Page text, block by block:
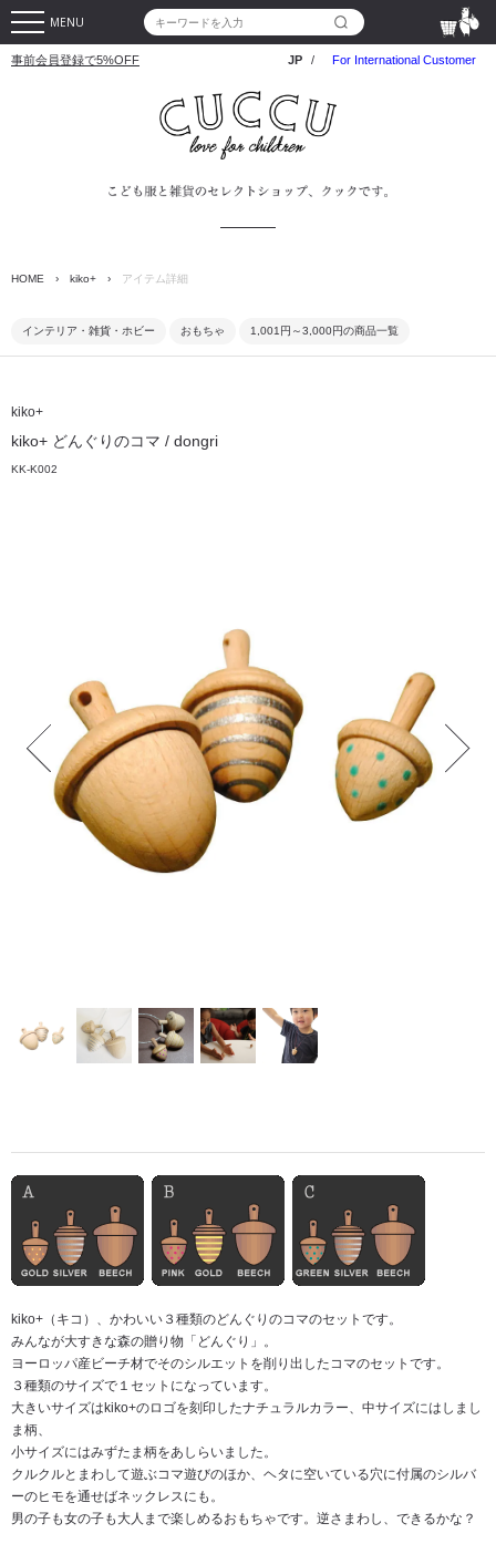
MENU
事前会員登録で5%OFF JP / For International Customer
HOME › kiko+ › アイテム詳細
インテリア・雑貨・ホビー おもちゃ 1,001円～3,000円の商品一覧
kiko+
kiko+ どんぐりのコマ / dongri
KK-K002
kiko+（キコ）、かわいい３種類のどんぐりのコマのセットです。
みんなが大すきな森の贈り物「どんぐり」。
ヨーロッパ産ビーチ材でそのシルエットを削り出したコマのセットです。
３種類のサイズで１セットになっています。
大きいサイズはkiko+のロゴを刻印したナチュラルカラー、中サイズにはしまし
ま柄、
小サイズにはみずたま柄をあしらいました。
クルクルとまわして遊ぶコマ遊びのほか、ヘタに空いている穴に付属のシルバ
ーのヒモを通せばネックレスにも。
男の子も女の子も大人まで楽しめるおもちゃです。逆さまわし、できるかな？